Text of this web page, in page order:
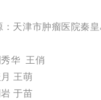
天津市肿瘤医院秦
华 王俏
王萌
于苗